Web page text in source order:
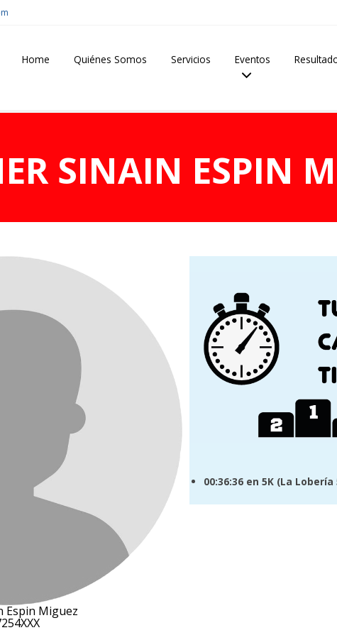
Home Quiénes Somos Servicios Eventos
SINAIN ESPIN
Espin Miguez
00:36:36 en 5K (La Lobería